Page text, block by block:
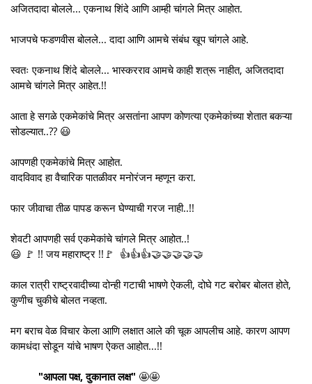
अजितदादा बोलले... एकनाथ शिंदे आणि आम्ही चांगले मित्र आहोत.
भाजपचे फडणवीस बोलले... दादा आणि आमचे संबंध खूप चांगले आहे.
स्वतः एकनाथ शिंदे बोलले... भास्करराव आमचे काही शत्रू नाहीत, अजितदादा
आमचे चांगले मित्र आहेत.!!
आता हे सगळे एकमेकांचे मित्र असतांना आपण कोणत्या एकमेकांच्या शेतात बकऱ्या
सोडल्यात..?? 😃
आपणही एकमेकांचे मित्र आहोत.
वादविवाद हा वैचारिक पातळीवर मनोरंजन म्हणून करा.
फार जीवाचा तीळ पापड करून घेण्याची गरज नाही..!!
शेवटी आपणही सर्व एकमेकांचे चांगले मित्र आहोत..!
😃 🚩 !! जय महाराष्ट्र !!🚩 👍👍👍🤝🤝🤝🤝🤝
काल रात्री राष्ट्रवादीच्या दोन्ही गटाची भाषणे ऐकली, दोघे गट बरोबर बोलत होते,
कुणीच चुकीचे बोलत नव्हता.
मग बराच वेळ विचार केला आणि लक्षात आले की चूक आपलीच आहे. कारण आपण
कामधंदा सोडून यांचे भाषण ऐकत आहोत...!!
"आपला पक्ष, दुकानात लक्ष" 🤩🤩